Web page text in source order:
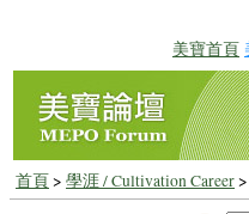
美寶首頁
首頁> 學涯 / Cultivation Career>